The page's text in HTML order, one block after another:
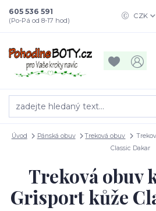
CZK
605 536 591
(Po-Pá od 8-17 hod)
Úvod Pánská obuv Treková obuv
Classic Dakar
Treková obuv
Grisport kůže